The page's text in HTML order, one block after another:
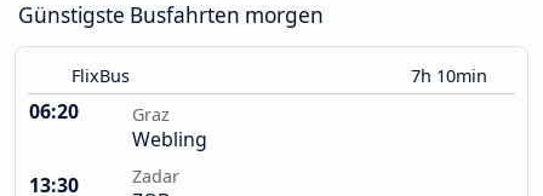
Günstigste Busfahrten morgen
FlixBus 7h 10min
06:20 Graz
Webling
13:30
Zadar